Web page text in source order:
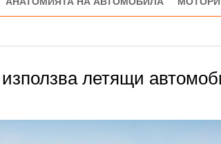
летящи